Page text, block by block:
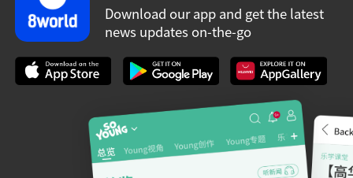
Download our app and get the latest
news updates on-the-go